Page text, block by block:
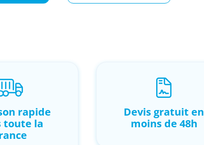
rapide
toute la
Devis gratuit en
moins de 48h